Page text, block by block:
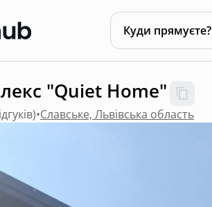
Куди прямуєте?
"Quiet Home"
)•Славське, Львівська область